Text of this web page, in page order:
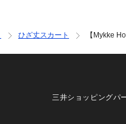
ひざ丈スカート 【Mykke
三井ショッピングパ